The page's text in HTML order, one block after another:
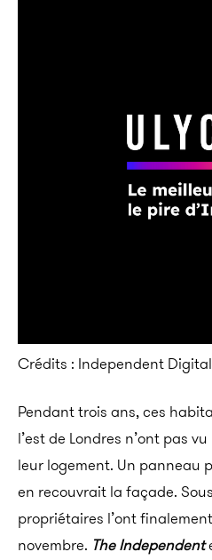
Crédits : Independent
Pendant trois ans, ces
l’est de Londres n’ont pas
leur logement. Un panneau
en recouvrait la façade.
propriétaires l’ont
novembre. The Independent